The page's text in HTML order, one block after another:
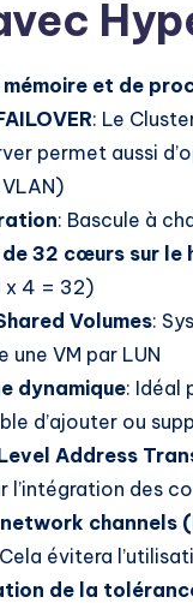
et de
: Le
permet aussi
: Bascule à
32 cœurs sur le
4 = 32)
Volumes:
une VM par LUN
dynamique: Idéal
d’ajouter ou
Address
l’intégration des
channels
évitera
de la